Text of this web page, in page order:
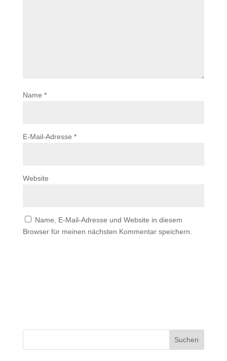
Name *
E-Mail-Adresse *
Website
Name, E-Mail-Adresse und Website in diesem
Browser für meinen nächsten Kommentar speichern.